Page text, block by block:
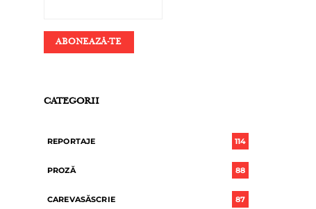
CATEGORII
REPORTAJE 114
PROZĂ 88
CAREVASĂSCRIE 87